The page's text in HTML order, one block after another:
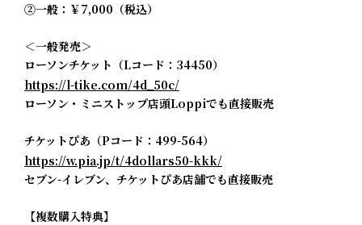
②一般：￥7,000（税込）
＜一般発売＞
ローソンチケット（Lコード：34450）
https://l-tike.com/4d_50c/
ローソン・ミニストップ店頭Loppiでも直接販売
チケットぴあ（Pコード：499-564）
https://w.pia.jp/t/4dollars50-kkk/
セブン-イレブン、チケットぴあ店舗でも直接販売
【複数購入特典】